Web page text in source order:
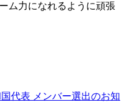
ム力になれるように頑張
代表 メンバー選出のお知